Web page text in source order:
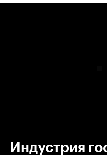
Индустрия